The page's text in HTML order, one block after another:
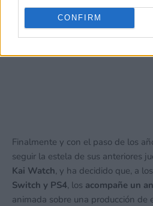
CONFIRM
Finalmente y con el paso de los
seguir la estela de sus anteriores
Kai Watch, y ha decidido que, a
Switch y PS4, los acompañe un
animada sobre una producción de